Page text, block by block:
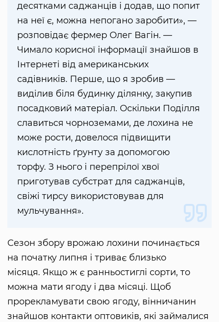
десятками саджанців і додав, що попит
на неї є, можна непогано заробити», —
розповідає фермер Олег Вагін. —
Чимало корисної інформації знайшов в
Інтернеті від американських
садівників. Перше, що я зробив —
виділив біля будинку ділянку, закупив
посадковий матеріал. Оскільки Поділля
славиться чорноземами, де лохина не
може рости, довелося підвищити
кислотність ґрунту за допомогою
торфу. З нього і перепрілої хвої
приготував субстрат для саджанців,
свіжі тирсу використовував для
мульчування».
Сезон збору врожаю лохини починається
на початку липня і триває близько
місяця. Якщо ж є ранньостиглі сорти, то
можна мати ягоду і два місяці. Щоб
прорекламувати свою ягоду, вінничанин
знайшов контакти оптовиків, які займалися